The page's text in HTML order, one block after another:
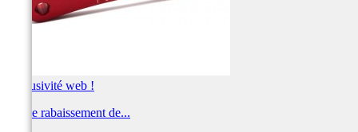
Exclusivité web !
Kit de rabaissement de...